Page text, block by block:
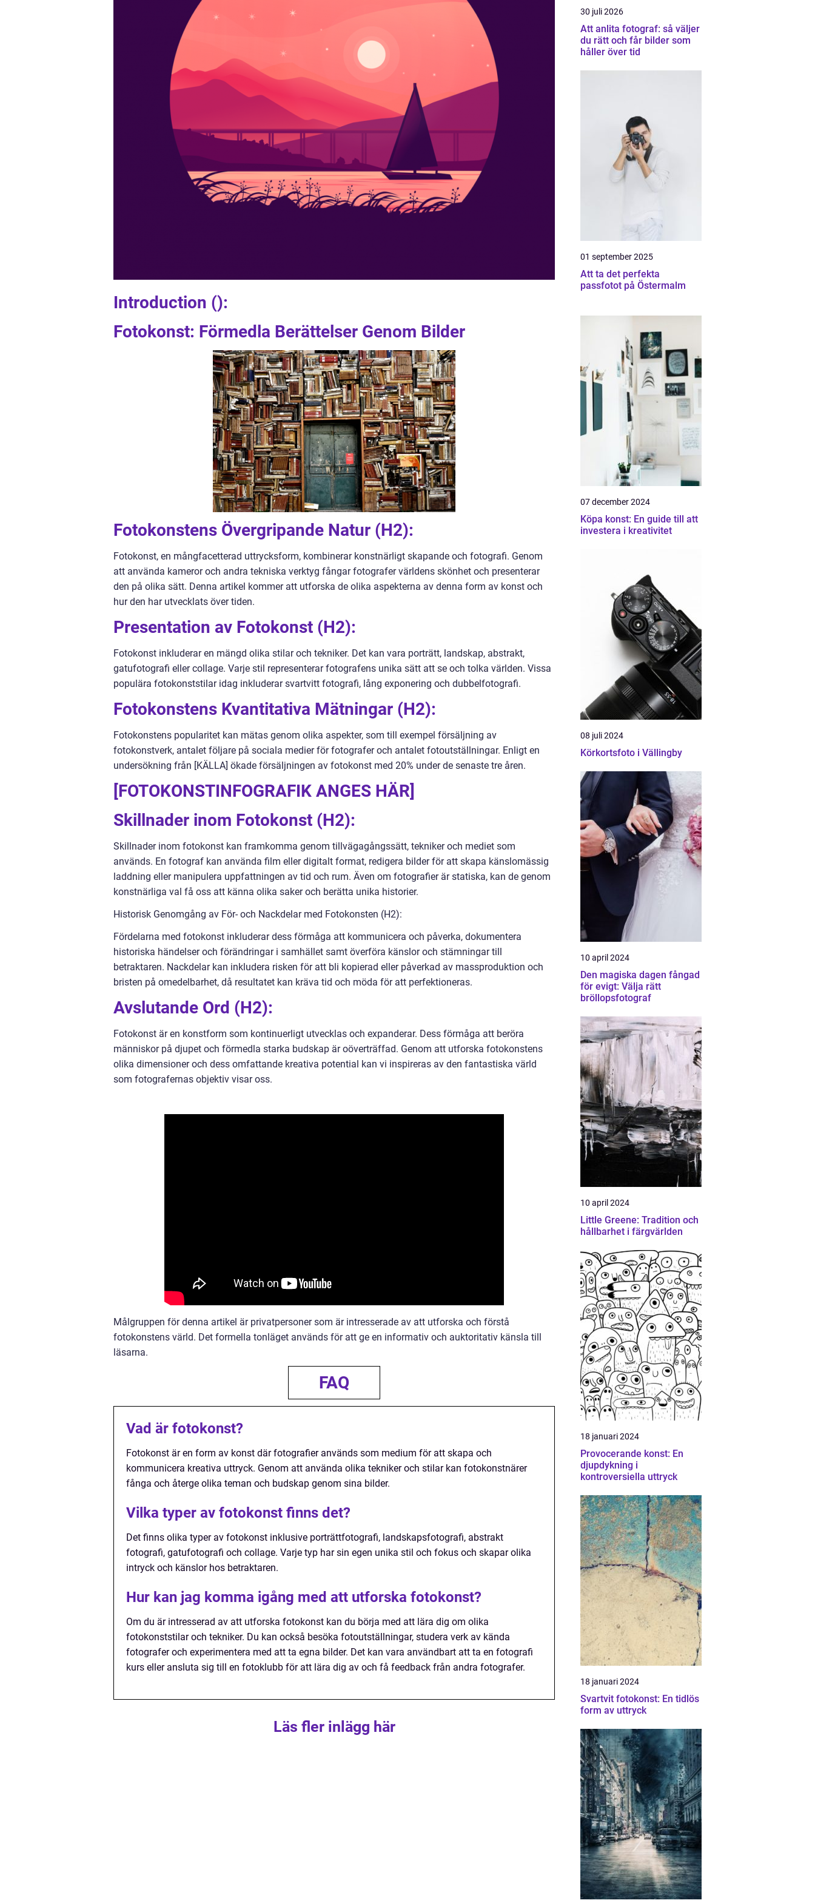
Introduction ():
Fotokonst: Förmedla Berättelser Genom Bilder
Fotokonstens Övergripande Natur (H2):
Fotokonst, en mångfacetterad uttrycksform, kombinerar konstnärligt skapande och fotografi. Genom
att använda kameror och andra tekniska verktyg fångar fotografer världens skönhet och presenterar
den på olika sätt. Denna artikel kommer att utforska de olika aspekterna av denna form av konst och
hur den har utvecklats över tiden.
Presentation av Fotokonst (H2):
Fotokonst inkluderar en mängd olika stilar och tekniker. Det kan vara porträtt, landskap, abstrakt,
gatufotografi eller collage. Varje stil representerar fotografens unika sätt att se och tolka världen. Vissa
populära fotokonststilar idag inkluderar svartvitt fotografi, lång exponering och dubbelfotografi.
Fotokonstens Kvantitativa Mätningar (H2):
Fotokonstens popularitet kan mätas genom olika aspekter, som till exempel försäljning av
fotokonstverk, antalet följare på sociala medier för fotografer och antalet fotoutställningar. Enligt en
undersökning från [KÄLLA] ökade försäljningen av fotokonst med 20% under de senaste tre åren.
[FOTOKONSTINFOGRAFIK ANGES HÄR]
Skillnader inom Fotokonst (H2):
Skillnader inom fotokonst kan framkomma genom tillvägagångssätt, tekniker och mediet som
används. En fotograf kan använda film eller digitalt format, redigera bilder för att skapa känslomässig
laddning eller manipulera uppfattningen av tid och rum. Även om fotografier är statiska, kan de genom
konstnärliga val få oss att känna olika saker och berätta unika historier.
Historisk Genomgång av För- och Nackdelar med Fotokonsten (H2):
Fördelarna med fotokonst inkluderar dess förmåga att kommunicera och påverka, dokumentera
historiska händelser och förändringar i samhället samt överföra känslor och stämningar till
betraktaren. Nackdelar kan inkludera risken för att bli kopierad eller påverkad av massproduktion och
bristen på omedelbarhet, då resultatet kan kräva tid och möda för att perfektioneras.
Avslutande Ord (H2):
Fotokonst är en konstform som kontinuerligt utvecklas och expanderar. Dess förmåga att beröra
människor på djupet och förmedla starka budskap är oöverträffad. Genom att utforska fotokonstens
olika dimensioner och dess omfattande kreativa potential kan vi inspireras av den fantastiska värld
som fotografernas objektiv visar oss.
Målgruppen för denna artikel är privatpersoner som är intresserade av att utforska och förstå
fotokonstens värld. Det formella tonläget används för att ge en informativ och auktoritativ känsla till
läsarna.
FAQ
Vad är fotokonst?
Fotokonst är en form av konst där fotografier används som medium för att skapa och
kommunicera kreativa uttryck. Genom att använda olika tekniker och stilar kan fotokonstnärer
fånga och återge olika teman och budskap genom sina bilder.
Vilka typer av fotokonst finns det?
Det finns olika typer av fotokonst inklusive porträttfotografi, landskapsfotografi, abstrakt
fotografi, gatufotografi och collage. Varje typ har sin egen unika stil och fokus och skapar olika
intryck och känslor hos betraktaren.
Hur kan jag komma igång med att utforska fotokonst?
Om du är intresserad av att utforska fotokonst kan du börja med att lära dig om olika
fotokonststilar och tekniker. Du kan också besöka fotoutställningar, studera verk av kända
fotografer och experimentera med att ta egna bilder. Det kan vara användbart att ta en fotografi
kurs eller ansluta sig till en fotoklubb för att lära dig av och få feedback från andra fotografer.
Läs fler inlägg här
30 juli 2026
Att anlita fotograf: så väljer
du rätt och får bilder som
håller över tid
01 september 2025
Att ta det perfekta
passfotot på Östermalm
07 december 2024
Köpa konst: En guide till att
investera i kreativitet
08 juli 2024
Körkortsfoto i Vällingby
10 april 2024
Den magiska dagen fångad
för evigt: Välja rätt
bröllopsfotograf
10 april 2024
Little Greene: Tradition och
hållbarhet i färgvärlden
18 januari 2024
Provocerande konst: En
djupdykning i
kontroversiella uttryck
18 januari 2024
Svartvit fotokonst: En tidlös
form av uttryck